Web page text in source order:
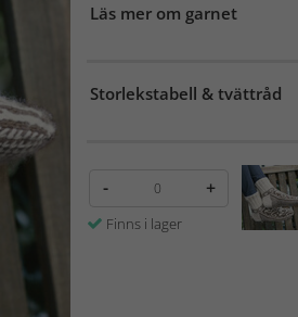
Läs mer om garnet
Storlekstabell & tvättråd
- +
Finns i lager